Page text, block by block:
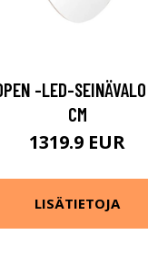
-LED-
CM
1319.9 EUR
LISÄTIETOJA